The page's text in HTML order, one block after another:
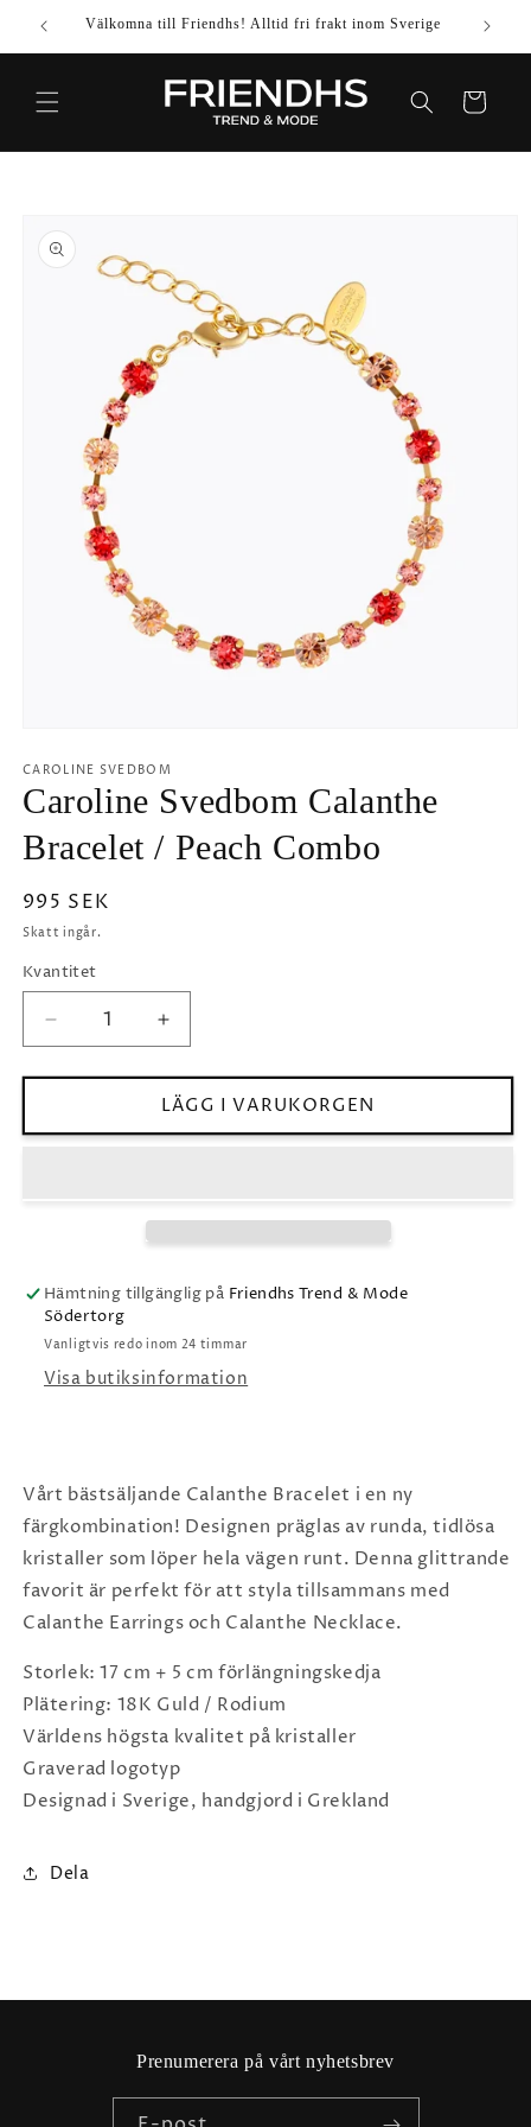
VIDARE
TILL
INNEHÅLL
Välkomna till Friendhs! Alltid fri frakt inom Sverige Använd
Varukorg
TILL
1
modalfönster
CAROLINE SVEDBOM
Caroline Svedbom Calanthe
Bracelet / Peach Combo
Ordinarie
pris
995 SEK
Skatt ingår.
Kvantitet
Minska
kvantitet
för
Svedbom
Öka
kvantitet
för
Caroline
Svedbom
LÄGG I VARUKORGEN
Hämtning tillgänglig på Friendhs Trend & Mode
Södertorg
Vanligtvis redo inom 24 timmar
Visa butiksinformation
Vårt bästsäljande Calanthe Bracelet i en ny
färgkombination! Designen präglas av runda, tidlösa
kristaller som löper hela vägen runt. Denna glittrande
favorit är perfekt för att styla tillsammans med
Calanthe Earrings och Calanthe Necklace.
Storlek: 17 cm + 5 cm förlängningskedja
Plätering: 18K Guld / Rodium
Världens högsta kvalitet på kristaller
Graverad logotyp
Designad i Sverige, handgjord i Grekland
Dela
Prenumerera på vårt nyhetsbrev